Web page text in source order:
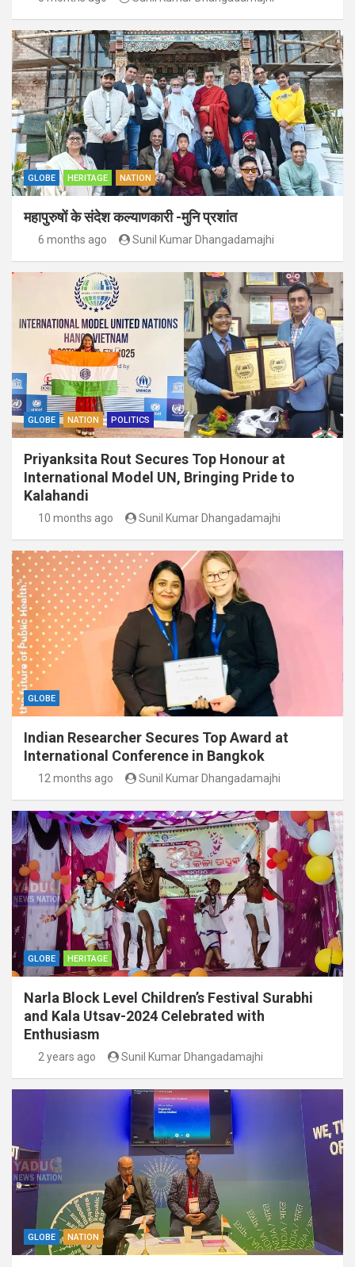
GLOBE HERITAGE NATION
महापुरुषों के संदेश कल्याणकारी -मुनि प्रशांत
6 months ago Sunil Kumar Dhangadamajhi
GLOBE NATION POLITICS
Priyanksita Rout Secures Top Honour at
International Model UN, Bringing Pride to
Kalahandi
10 months ago Sunil Kumar Dhangadamajhi
GLOBE
Indian Researcher Secures Top Award at
International Conference in Bangkok
12 months ago Sunil Kumar Dhangadamajhi
GLOBE HERITAGE
Narla Block Level Children’s Festival Surabhi
and Kala Utsav-2024 Celebrated with
Enthusiasm
2 years ago Sunil Kumar Dhangadamajhi
GLOBE NATION